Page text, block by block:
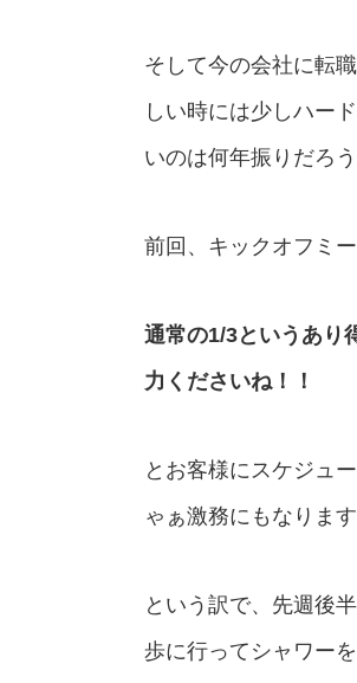
そして今の会社に転
しい時には少しハー
いのは何年振りだろ
前回、キックオフミ
通常の1/3というあり
力くださいね！！
とお客様にスケジュ
ゃぁ激務にもなります
という訳で、先週後
歩に行ってシャワー